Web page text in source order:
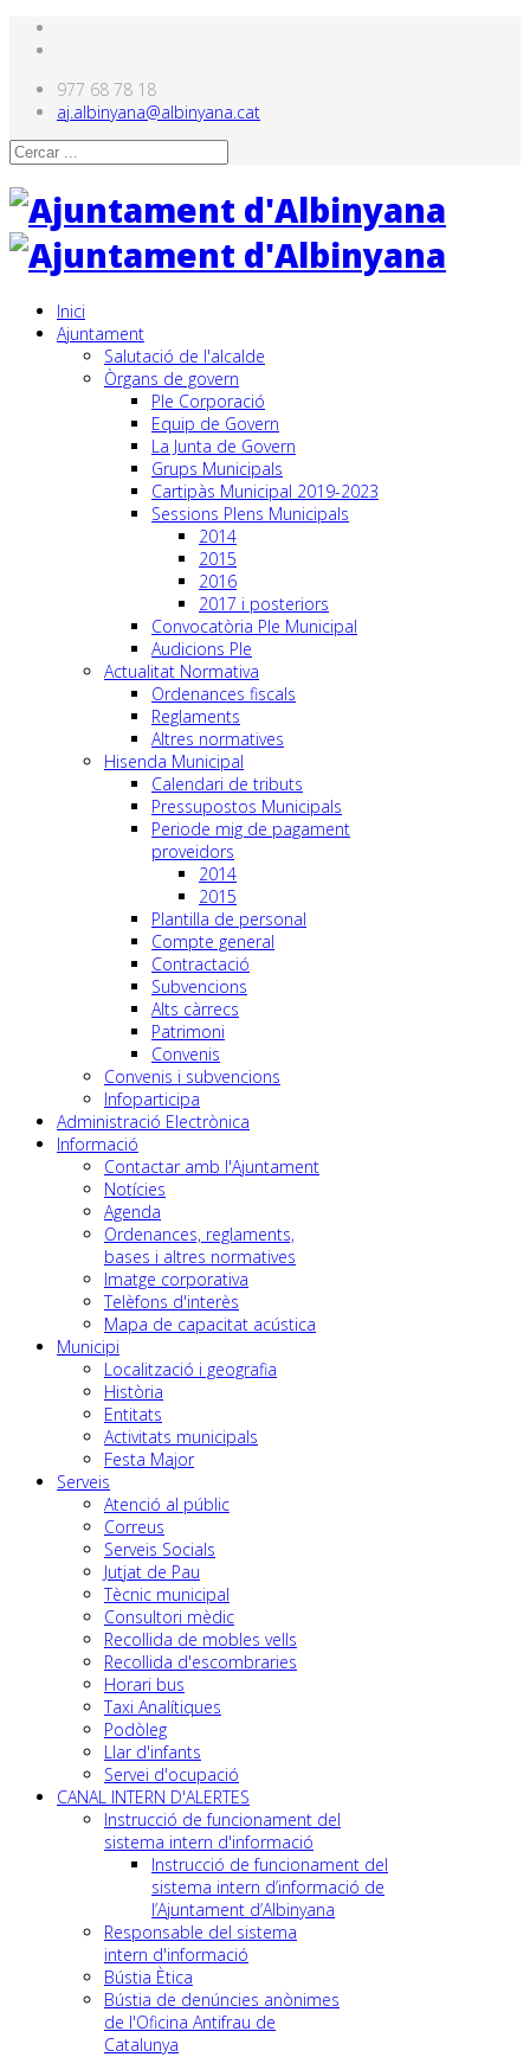
977 68 78 18
aj.albinyana@albinyana.cat
Inici
Ajuntament
Salutació de l'alcalde
Òrgans de govern
Ple Corporació
Equip de Govern
La Junta de Govern
Grups Municipals
Cartipàs Municipal 2019-2023
Sessions Plens Municipals
2014
2015
2016
2017 i posteriors
Convocatòria Ple Municipal
Audicions Ple
Actualitat Normativa
Ordenances fiscals
Reglaments
Altres normatives
Hisenda Municipal
Calendari de tributs
Pressupostos Municipals
Periode mig de pagament
proveidors
2014
2015
Plantilla de personal
Compte general
Contractació
Subvencions
Alts càrrecs
Patrimoni
Convenis
Convenis i subvencions
Infoparticipa
Administració Electrònica
Informació
Contactar amb l'Ajuntament
Notícies
Agenda
Ordenances, reglaments,
bases i altres normatives
Imatge corporativa
Telèfons d'interès
Mapa de capacitat acústica
Municipi
Localització i geografia
Història
Entitats
Activitats municipals
Festa Major
Serveis
Atenció al públic
Correus
Serveis Socials
Jutjat de Pau
Tècnic municipal
Consultori mèdic
Recollida de mobles vells
Recollida d'escombraries
Horari bus
Taxi Analítiques
Podòleg
Llar d'infants
Servei d'ocupació
CANAL INTERN D'ALERTES
Instrucció de funcionament del
sistema intern d'informació
Instrucció de funcionament del
sistema intern d’informació de
l’Ajuntament d’Albinyana
Responsable del sistema
intern d'informació
Bústia Ètica
Bústia de denúncies anònimes
de l'Oficina Antifrau de
Catalunya